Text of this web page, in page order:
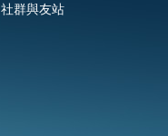
社群與友站